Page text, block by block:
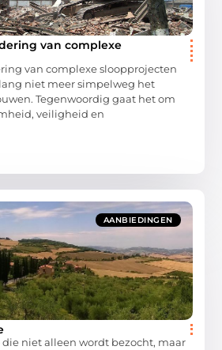
van complexe
van complexe sloopprojecten
niet meer simpelweg het
Tegenwoordig gaat het om
veiligheid en
AANBIEDINGEN
die niet alleen wordt bezocht, maar